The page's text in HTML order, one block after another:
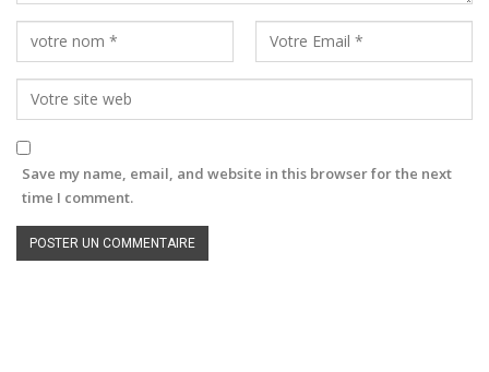
Save my name, email, and website in this browser for the next
time I comment.